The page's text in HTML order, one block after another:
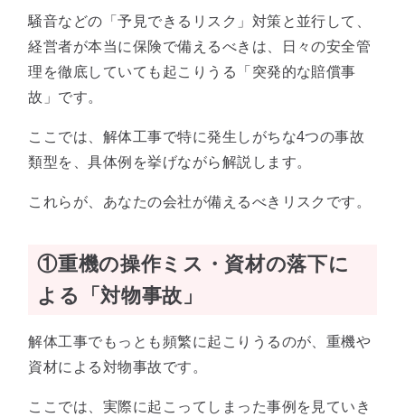
騒音などの「予見できるリスク」対策と並行して、
経営者が本当に保険で備えるべきは、日々の安全管
理を徹底していても起こりうる「突発的な賠償事
故」です。
ここでは、解体工事で特に発生しがちな4つの事故
類型を、具体例を挙げながら解説します。
これらが、あなたの会社が備えるべきリスクです。
①重機の操作ミス・資材の落下に
よる「対物事故」
解体工事でもっとも頻繁に起こりうるのが、重機や
資材による対物事故です。
ここでは、実際に起こってしまった事例を見ていき